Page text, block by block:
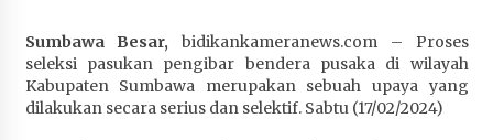
Bupati H. Jarot : Demi Keberlanjutan Pelayanan,
Perumdam Batulanteh Akan Lakukan
Penyesuaian Tarif Air Minum
Sumbawa Besar, bidikankameranews.com – Proses
seleksi pasukan pengibar bendera pusaka di wilayah
Kabupaten Sumbawa merupakan sebuah upaya yang
dilakukan secara serius dan selektif. Sabtu (17/02/2024)